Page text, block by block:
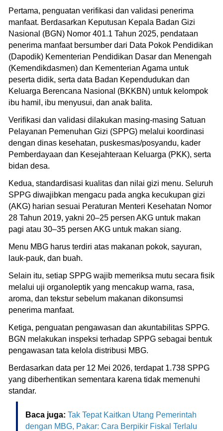
Pertama, penguatan verifikasi dan validasi penerima
manfaat. Berdasarkan Keputusan Kepala Badan Gizi
Nasional (BGN) Nomor 401.1 Tahun 2025, pendataan
penerima manfaat bersumber dari Data Pokok Pendidikan
(Dapodik) Kementerian Pendidikan Dasar dan Menengah
(Kemendikdasmen) dan Kementerian Agama untuk
peserta didik, serta data Badan Kependudukan dan
Keluarga Berencana Nasional (BKKBN) untuk kelompok
ibu hamil, ibu menyusui, dan anak balita.
Verifikasi dan validasi dilakukan masing-masing Satuan
Pelayanan Pemenuhan Gizi (SPPG) melalui koordinasi
dengan dinas kesehatan, puskesmas/posyandu, kader
Pemberdayaan dan Kesejahteraan Keluarga (PKK), serta
bidan desa.
Kedua, standardisasi kualitas dan nilai gizi menu. Seluruh
SPPG diwajibkan mengacu pada angka kecukupan gizi
(AKG) harian sesuai Peraturan Menteri Kesehatan Nomor
28 Tahun 2019, yakni 20–25 persen AKG untuk makan
pagi atau 30–35 persen AKG untuk makan siang.
Menu MBG harus terdiri atas makanan pokok, sayuran,
lauk-pauk, dan buah.
Selain itu, setiap SPPG wajib memeriksa mutu secara fisik
melalui uji organoleptik yang mencakup warna, rasa,
aroma, dan tekstur sebelum makanan dikonsumsi
penerima manfaat.
Ketiga, penguatan pengawasan dan akuntabilitas SPPG.
BGN melakukan inspeksi terhadap SPPG sebagai bentuk
pengawasan tata kelola distribusi MBG.
Berdasarkan data per 12 Mei 2026, terdapat 1.738 SPPG
yang diberhentikan sementara karena tidak memenuhi
standar.
Baca juga: Tak Tepat Kaitkan Utang Pemerintah
dengan MBG, Pakar: Cara Berpikir Fiskal Terlalu